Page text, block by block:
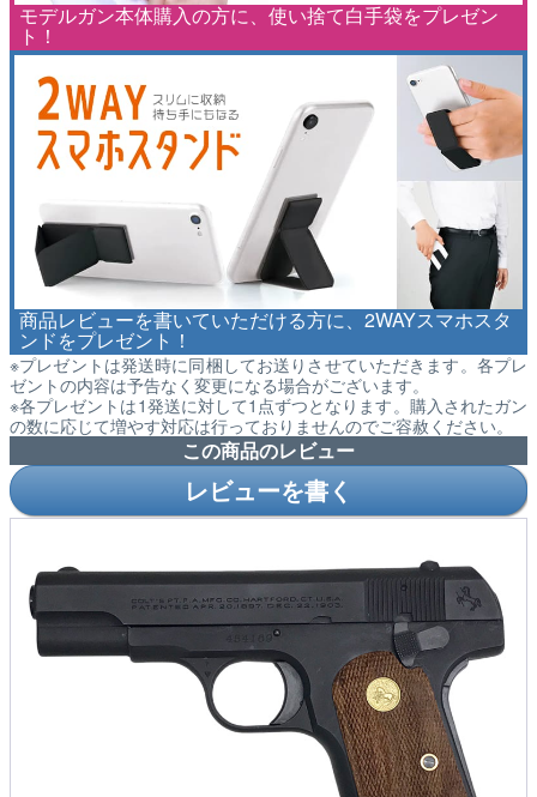
モデルガン本体購入の方に、使い捨て白手袋をプレゼン
ト！
商品レビューを書いていただける方に、2WAYスマホスタ
ンドをプレゼント！
※プレゼントは発送時に同梱してお送りさせていただきます。各プレ
ゼントの内容は予告なく変更になる場合がございます。
※各プレゼントは1発送に対して1点ずつとなります。購入されたガン
の数に応じて増やす対応は行っておりませんのでご容赦ください。
この商品のレビュー
レビューを書く